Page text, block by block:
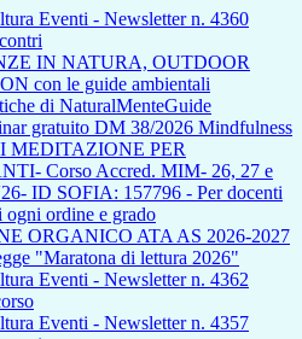
Eventi - Newsletter n. 4360
IN NATURA, OUTDOOR
con le guide ambientali
di NaturalMenteGuide
gratuito DM 38/2026 Mindfulness
MEDITAZIONE PER
Corso Accred. MIM- 26, 27 e
ID SOFIA: 157796 - Per docenti
ogni ordine e grado
ORGANICO ATA AS 2026-2027
"Maratona di lettura 2026"
Eventi - Newsletter n. 4362
Eventi - Newsletter n. 4357